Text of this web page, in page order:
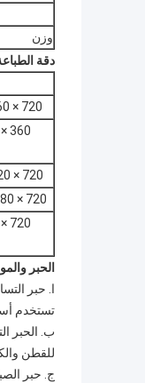
وزن
دقة
720 × 360 نقطة لكل بوصة (2pass)
720 × 720 نقطة في البوصة (4 نقاط)
720 × 1080 نقطة في البوصة (6 نقاط)
الحبر
ا. حبر
تستخدم
ب. الحبر
للقطن
ج. حبر